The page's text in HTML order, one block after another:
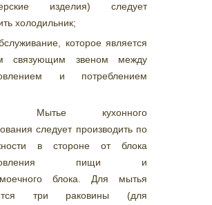
изделия) следует
холодильник;
которое является
связующим звеном между
и потреблением
Мытье кухонного
следует производить по
в стороне от блока
пищи и
блока. Для мытья
три раковины (для